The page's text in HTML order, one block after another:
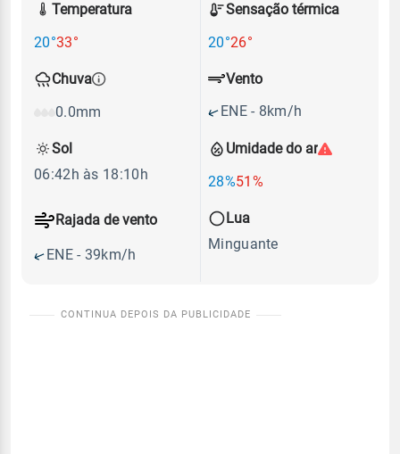
Temperatura
20°33°
Sensação térmica
20°26°
Chuva
0.0mm
Umidade do ar
28%51%
Vento
ENE - 8km/h
Rajada de vento
ENE - 39km/h
Sol
06:42h às 18:10h
Lua
Minguante